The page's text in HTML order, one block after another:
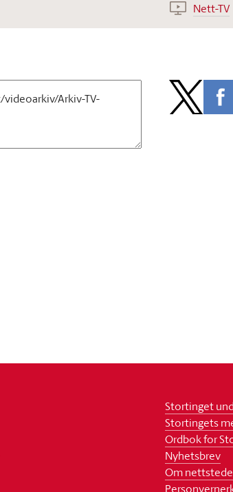
Nett-TV
Stortinget
Stortingets
Ordbok for
Nyhetsbrev
Om